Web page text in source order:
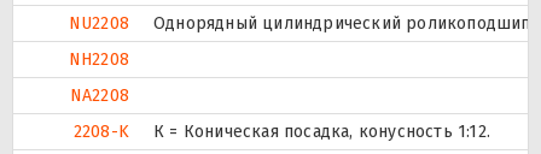
NU2208
Однорядный цилиндрический
NH2208
NA2208
2208-K
К = Коническая посадка, конусность 1:12.